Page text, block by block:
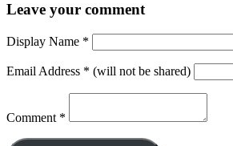
Leave your comment
Display Name *
Email Address * (will not be shared)
Comment *